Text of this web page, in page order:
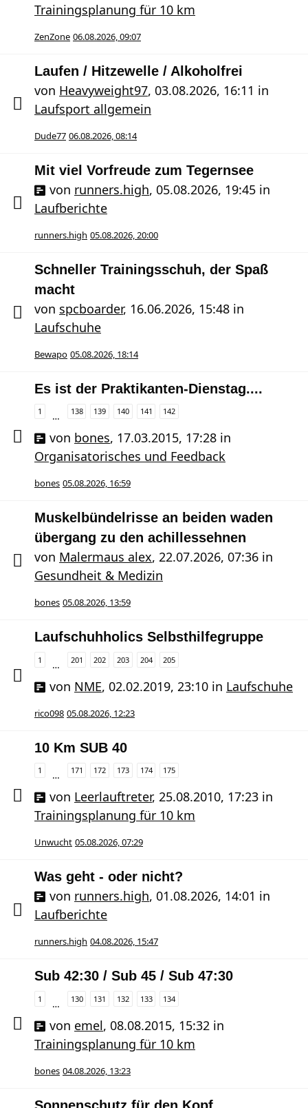
Trainingsplanung für 10 km
ZenZone 06.08.2026, 09:07
Laufen / Hitzewelle / Alkoholfrei
von Heavyweight97, 03.08.2026, 16:11 in
Laufsport allgemein
Dude77 06.08.2026, 08:14
Mit viel Vorfreude zum Tegernsee
von runners.high, 05.08.2026, 19:45 in
Laufberichte
runners.high 05.08.2026, 20:00
Schneller Trainingsschuh, der Spaß
macht
von spcboarder, 16.06.2026, 15:48 in
Laufschuhe
Bewapo 05.08.2026, 18:14
Es ist der Praktikanten-Dienstag....
1 … 138 139 140 141 142
von bones, 17.03.2015, 17:28 in
Organisatorisches und Feedback
bones 05.08.2026, 16:59
Muskelbündelrisse an beiden waden
übergang zu den achillessehnen
von Malermaus alex, 22.07.2026, 07:36 in
Gesundheit & Medizin
bones 05.08.2026, 13:59
Laufschuhholics Selbsthilfegruppe
1 … 201 202 203 204 205
von NME, 02.02.2019, 23:10 in Laufschuhe
rico098 05.08.2026, 12:23
10 Km SUB 40
1 … 171 172 173 174 175
von Leerlauftreter, 25.08.2010, 17:23 in
Trainingsplanung für 10 km
Unwucht 05.08.2026, 07:29
Was geht - oder nicht?
von runners.high, 01.08.2026, 14:01 in
Laufberichte
runners.high 04.08.2026, 15:47
Sub 42:30 / Sub 45 / Sub 47:30
1 … 130 131 132 133 134
von emel, 08.08.2015, 15:32 in
Trainingsplanung für 10 km
bones 04.08.2026, 13:23
Sonnenschutz für den Kopf